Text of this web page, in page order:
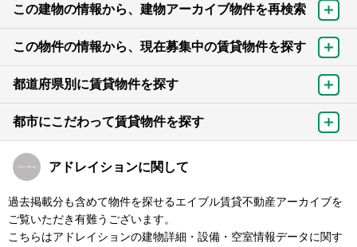
この建物の情報から、建物アーカイブ物件を再検索
この物件の情報から、現在募集中の賃貸物件を探す
都道府県別に賃貸物件を探す
都市にこだわって賃貸物件を探す
アドレイションに関して
過去掲載分も含めて物件を探せるエイブル賃貸不動産アーカイブを
ご覧いただき有難うございます。
こちらはアドレイションの建物詳細・設備・空室情報データに関す